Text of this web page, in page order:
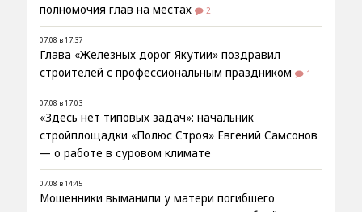
полномочия глав на местах
2
07.08 в 17:37
Глава «Железных дорог Якутии» поздравил
строителей с профессиональным праздником
1
07.08 в 17:03
«Здесь нет типовых задач»: начальник
стройплощадки «Полюс Строя» Евгений Самсонов
— о работе в суровом климате
07.08 в 14:45
Мошенники выманили у матери погибшего